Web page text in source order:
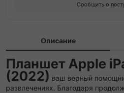
Сообщить о
Описание
Планшет Apple
(2022) ваш верный
развлечениях. Благодаря